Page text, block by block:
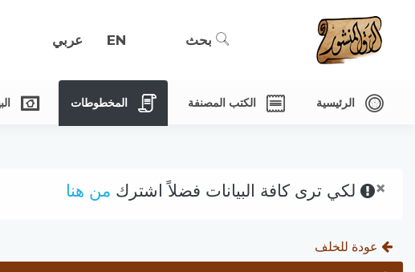
بحث EN عربي
الرئيسية الكتب المصنفة المخطوطات
× لكي ترى كافة البيانات فضلاً اشترك من هنا
عودة للخلف